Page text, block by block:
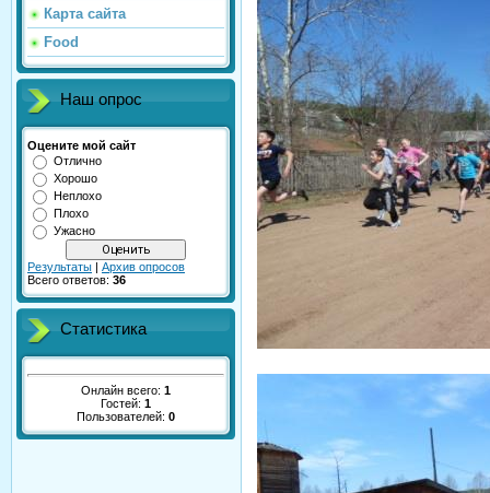
Карта сайта
Food
Наш опрос
Оцените мой сайт
Отлично
Хорошо
Неплохо
Плохо
Ужасно
Результаты | Архив опросов
Всего ответов: 36
Статистика
Онлайн всего: 1
Гостей: 1
Пользователей: 0